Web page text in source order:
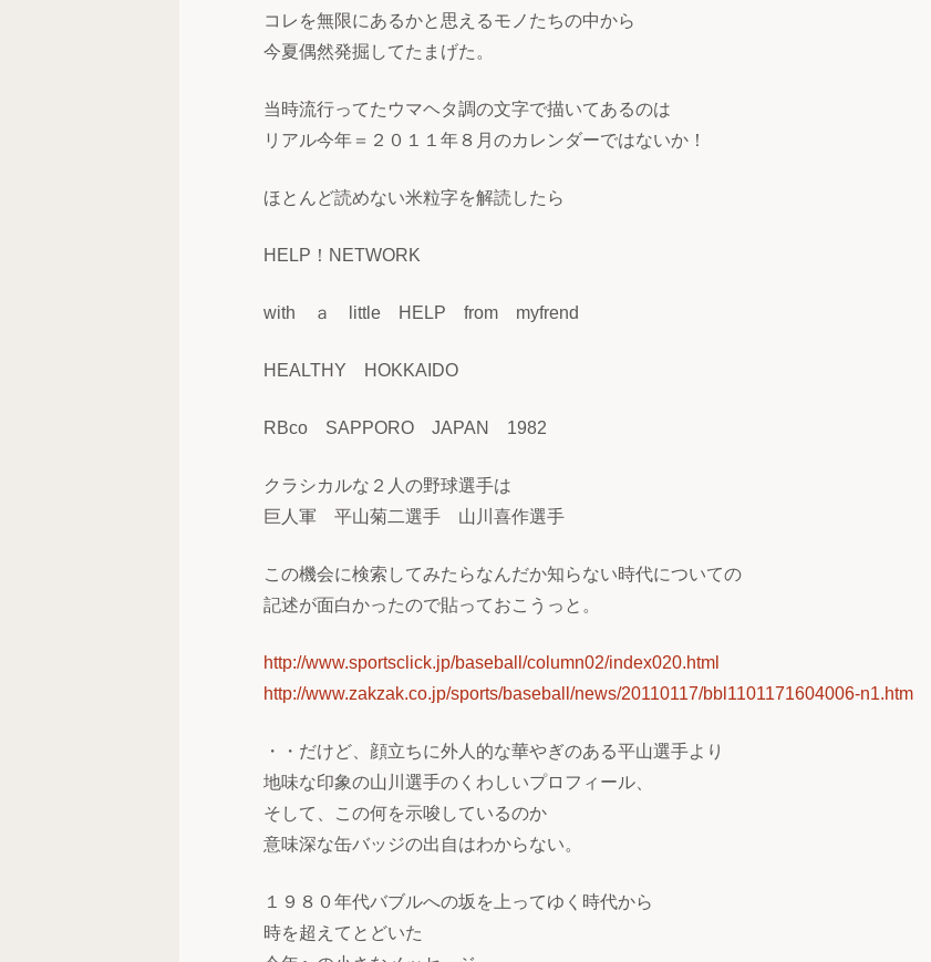
コレを無限にあるかと思えるモノたちの中から
今夏偶然発掘してたまげた。
当時流行ってたウマヘタ調の文字で描いてあるのは
リアル今年＝２０１１年８月のカレンダーではないか！
ほとんど読めない米粒字を解読したら
HELP！NETWORK
with ａ little HELP from myfrend
HEALTHY HOKKAIDO
RBco SAPPORO JAPAN 1982
クラシカルな２人の野球選手は
巨人軍 平山菊二選手 山川喜作選手
この機会に検索してみたらなんだか知らない時代についての
記述が面白かったので貼っておこうっと。
http://www.sportsclick.jp/baseball/column02/index020.html
http://www.zakzak.co.jp/sports/baseball/news/20110117/bbl1101171604006-n1.htm
・・だけど、顔立ちに外人的な華やぎのある平山選手より
地味な印象の山川選手のくわしいプロフィール、
そして、この何を示唆しているのか
意味深な缶バッジの出自はわからない。
１９８０年代バブルへの坂を上ってゆく時代から
時を超えてとどいた